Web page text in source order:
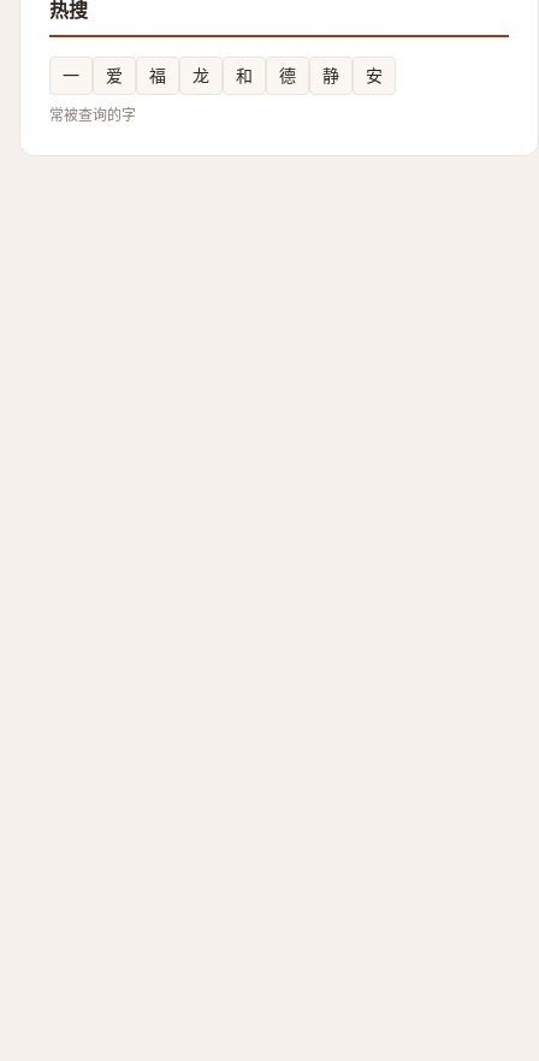
热搜
一 爱 福 龙 和 德 静 安
常被查询的字